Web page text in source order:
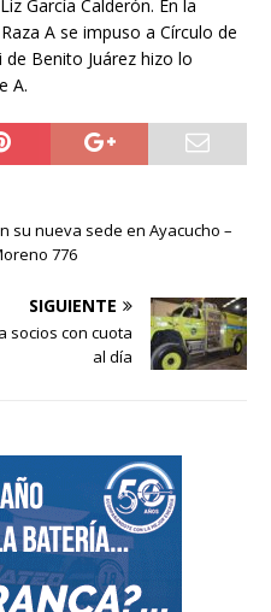
García Calderón. En la
A se impuso a Círculo de
Benito Juárez hizo lo
A.
su nueva sede en Ayacucho –
776
SIGUIENTE
socios con cuota
al día